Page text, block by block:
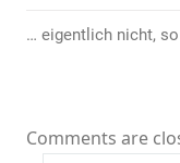
… eigentlich nicht,
Comments are